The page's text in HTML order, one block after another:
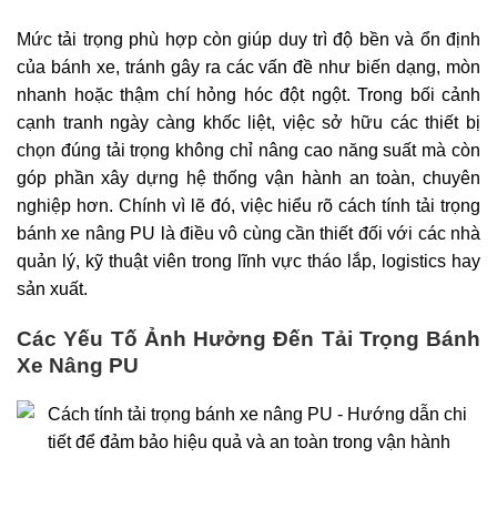
Mức tải trọng phù hợp còn giúp duy trì độ bền và ổn định
của bánh xe, tránh gây ra các vấn đề như biến dạng, mòn
nhanh hoặc thậm chí hỏng hóc đột ngột. Trong bối cảnh
cạnh tranh ngày càng khốc liệt, việc sở hữu các thiết bị
chọn đúng tải trọng không chỉ nâng cao năng suất mà còn
góp phần xây dựng hệ thống vận hành an toàn, chuyên
nghiệp hơn. Chính vì lẽ đó, việc hiểu rõ cách tính tải trọng
bánh xe nâng PU là điều vô cùng cần thiết đối với các nhà
quản lý, kỹ thuật viên trong lĩnh vực tháo lắp, logistics hay
sản xuất.
Các Yếu Tố Ảnh Hưởng Đến Tải Trọng Bánh
Xe Nâng PU